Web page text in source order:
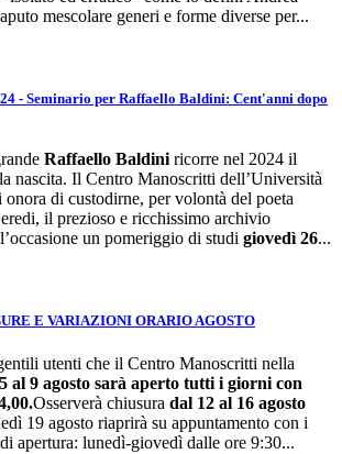
mescolare generi e forme diverse per...
- Seminario per Raffaello Baldini: Cent'anni dopo
Raffaello Baldini ricorre nel 2024 il
nascita. Il Centro Manoscritti dell’Università
onora di custodirne, per volontà del poeta
il prezioso e ricchissimo archivio
un pomeriggio di studi giovedì 26...
E VARIAZIONI ORARIO AGOSTO
utenti che il Centro Manoscritti nella
al 9 agosto sarà aperto tutti i giorni con
Osserverà chiusura dal 12 al 16 agosto
19 agosto riaprirà su appuntamento con i
apertura: lunedì-giovedì dalle ore 9:30...